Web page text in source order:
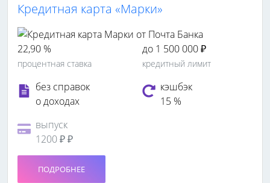
Кредитная карта «Марки»
22,90 %
процентная ставка
до 1 500 000 ₽
кредитный лимит
без справок
о доходах
кэшбэк
15 %
выпуск
1200 ₽ ₽
ПОДРОБНЕЕ